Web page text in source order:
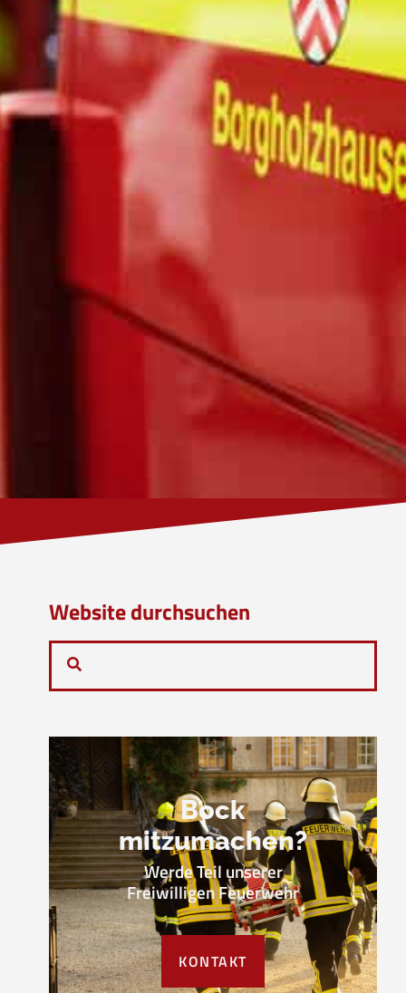
Website durchsuchen
Bock
mitzumachen?
Werde Teil unserer
Freiwilligen Feuerwehr
KONTAKT